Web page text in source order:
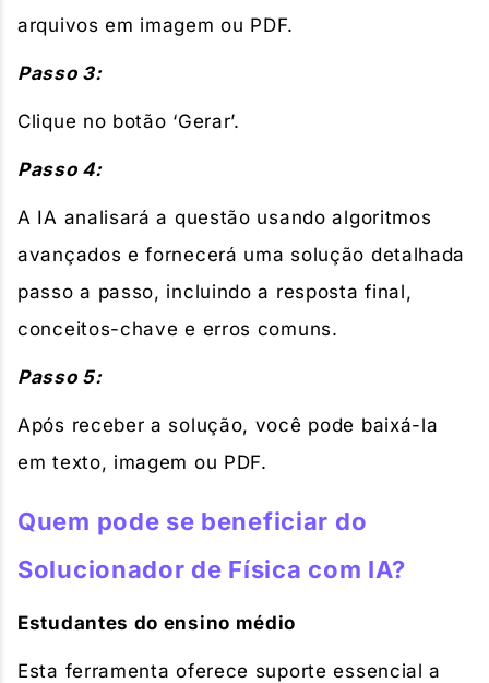
arquivos em imagem ou PDF.
Passo 3:
Clique no botão ‘Gerar’.
Passo 4:
A IA analisará a questão usando algoritmos
avançados e fornecerá uma solução detalhada
passo a passo, incluindo a resposta final,
conceitos-chave e erros comuns.
Passo 5:
Após receber a solução, você pode baixá-la
em texto, imagem ou PDF.
Quem pode se beneficiar do
Solucionador de Física com IA?
Estudantes do ensino médio
Esta ferramenta oferece suporte essencial a